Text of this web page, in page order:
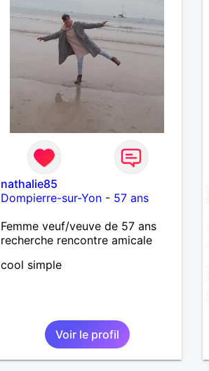
nathalie85
Dompierre-sur-Yon- 57 ans
Femme veuf/veuve de 57 ans
recherche rencontre amicale
cool simple
Voir le profil